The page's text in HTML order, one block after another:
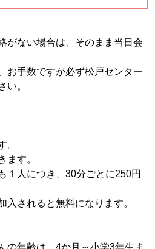
がない場合は、そのまま当日会
お手数ですが必ず松戸センター
い。
。
ます。
１人につき、30分ごとに250円
されると無料になります。
の年齢は、4か月～小学3年生ま